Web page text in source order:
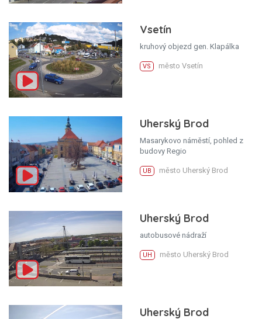
Vsetín
kruhový objezd gen. Klapálka
VS město Vsetín
Uherský Brod
Masarykovo náměstí, pohled z
budovy Regio
UB město Uherský Brod
Uherský Brod
autobusové nádraží
UH město Uherský Brod
Uherský Brod